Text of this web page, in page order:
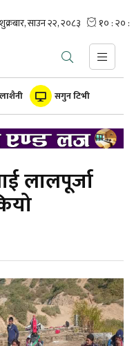
सगुन टिभी
लालपूर्जा